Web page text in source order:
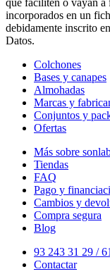
que faciliten o vayan a
incorporados en un
debidamente inscrito
Datos.
Colchones
Bases y canapes
Almohadas
Marcas y
Conjuntos y
Ofertas
Más sobre
Tiendas
FAQ
Pago y
Cambios y
Compra segura
Blog
93 243 31 29 /
Contactar